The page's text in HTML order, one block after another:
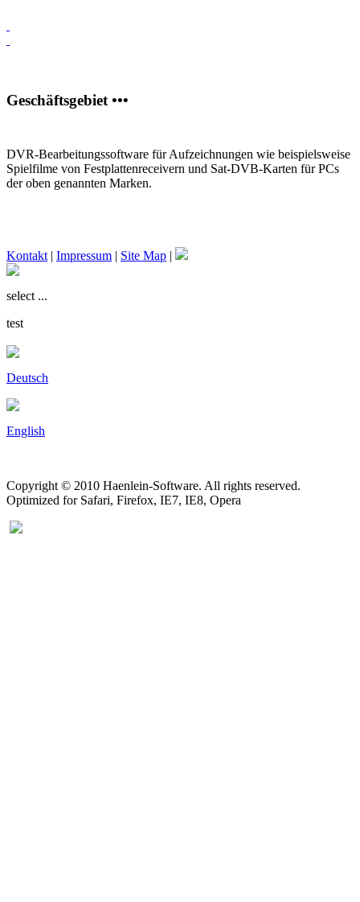
Geschäftsgebiet •••
DVR-Bearbeitungssoftware für Aufzeichnungen wie beispielsweise
Spielfilme von Festplattenreceivern und Sat-DVB-Karten für PCs
der oben genannten Marken.
Kontakt | Impressum | Site Map |
select ...
test
Deutsch
English
Copyright © 2010 Haenlein-Software. All rights reserved.
Optimized for Safari, Firefox, IE7, IE8, Opera